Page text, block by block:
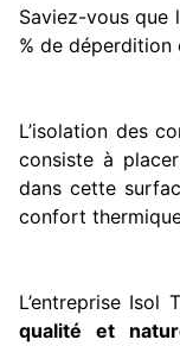
Saviez-vous que
% de déperdition
L’isolation des
consiste à placer
dans cette
confort
L’entreprise Isol
qualité et